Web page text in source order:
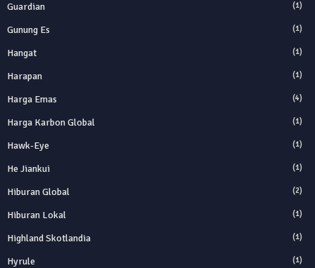
Guardian (1)
Gunung Es (1)
Hangat (1)
Harapan (1)
Harga Emas (4)
Harga Karbon Global (1)
Hawk-Eye (1)
He Jiankui (1)
Hiburan Global (2)
Hiburan Lokal (1)
Highland Skotlandia (1)
Hyrule (1)